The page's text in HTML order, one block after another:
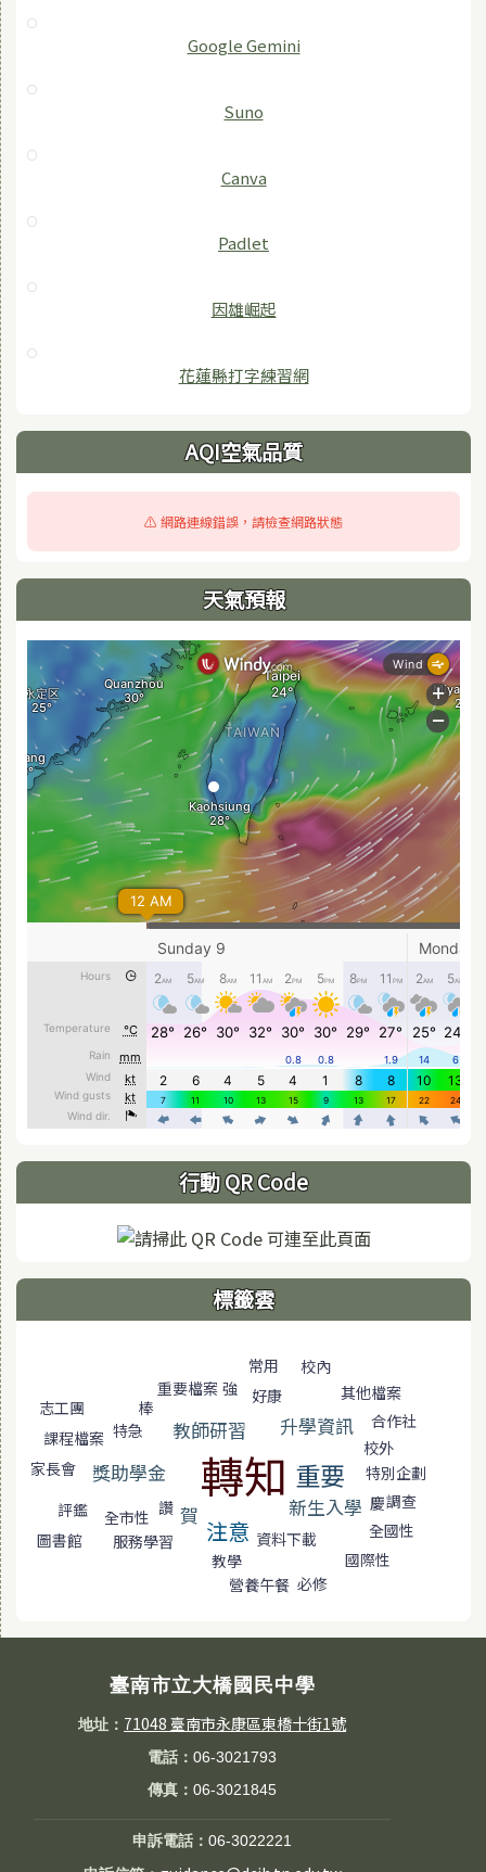
‎Google Gemini
Suno
Canva
Padlet
因雄崛起
花蓮縣打字練習網
AQI空氣品質
⚠️ 網路連線錯誤，請檢查網路狀態
天氣預報
行動 QR Code
標籤雲
常用
校內
志工團
棒
重要檔案 強 好康 其他檔案
課程檔案 特急 教師研習 升學資訊 合作社
家長會 獎助學金 轉知 重要
校外
特別企劃
評鑑
全市性 讚 賀
注意
新生入學 慶調查
圖書館
服務學習 資料下載
全國性
教學
國際性
營養午餐 必修
臺南市立大橋國民中學
地址： 71048 臺南市永康區東橋十街1號
電話：06-3021793
傳真：06-3021845
申訴電話：06-3022221